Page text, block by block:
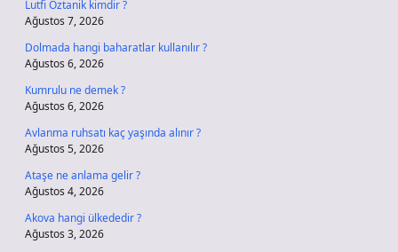
Lutfi Öztanik kimdir ?
Ağustos 7, 2026
Dolmada hangi baharatlar kullanılır ?
Ağustos 6, 2026
Kumrulu ne demek ?
Ağustos 6, 2026
Avlanma ruhsatı kaç yaşında alınır ?
Ağustos 5, 2026
Ataşe ne anlama gelir ?
Ağustos 4, 2026
Akova hangi ülkededir ?
Ağustos 3, 2026